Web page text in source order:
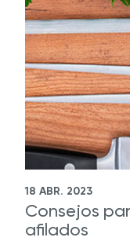
18 ABR. 2023
Consejos
afilados